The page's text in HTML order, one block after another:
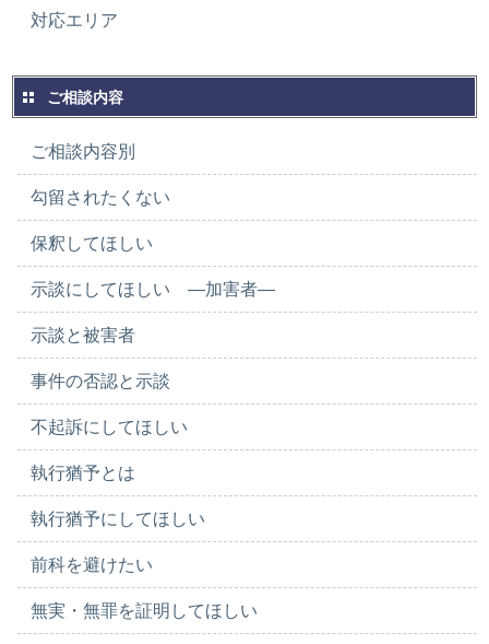
対応エリア
ご相談内容
ご相談内容別
勾留されたくない
保釈してほしい
示談にしてほしい ―加害者―
示談と被害者
事件の否認と示談
不起訴にしてほしい
執行猶予とは
執行猶予にしてほしい
前科を避けたい
無実・無罪を証明してほしい